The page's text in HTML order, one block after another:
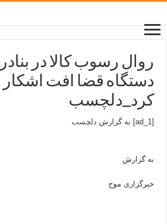
روال رسوب کالا در
دستگاه قضا افت اشکار
کرد_دلچسب
[ad_1] به گزارش دلچسب
به گزارش
خبرگزاری موج